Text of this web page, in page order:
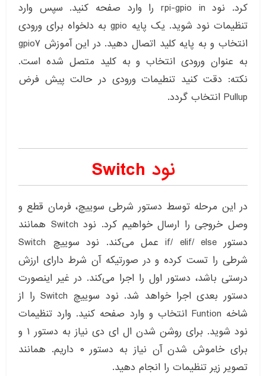
کرد. نود rpi-gpio in را وارد صفحه کنید. سپس وارد
تنظیمات نود شوید. یک پایه gpio به دلخواه برای ورودی
انتخاب و به پایه کلید اتصال دهید. در این آموزش gpio7
به عنوان ورودی انتخاب و به کلید متصل شده است.
نکته: دقت کنید تنطیمات ورودی در حالت پیش فرض
Pullup انتخاب گردد.
نود Switch
در این مرحله توسط دستور شرطی سوییچ، فرمان قطع و
وصل خروجی را ارسال خواهیم کرد. نود Switch همانند
دستور if/ elif/ else عمل می‌کند. نود سوییچ Switch
شرطی را تست کرده و در صورتیکه آن شرط دارای ارزش
درستی باشد، دستور اول را اجرا می‌کند. در غیر اینصورت
دستور بعدی اجرا خواهد شد. نود سوییچ Switch را از
شاخه Funtion انتخاب و وارد صفحه کنید. وارد تنظیمات
نود شوید. برای روشن شدن ال ای دی نیاز به دستور ۱ و
برای خاموش شدن آن نیاز به دستور ۰ داریم. همانند
تصویر زیر تنظیمات را انجام دهید.